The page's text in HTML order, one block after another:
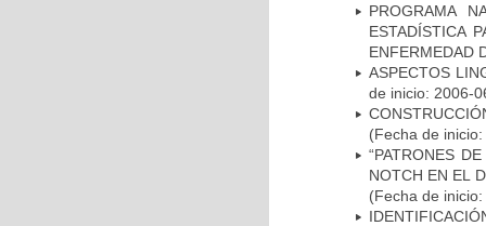
PROGRAMA
ESTADÍSTICA
ENFERMEDAD
ASPECTOS
de inicio: 2006-
(Fecha de
“PATRONES
NOTCH EN EL
(Fecha de